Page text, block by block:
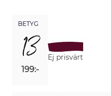
BETYG
13
199:-
Ej prisvärt